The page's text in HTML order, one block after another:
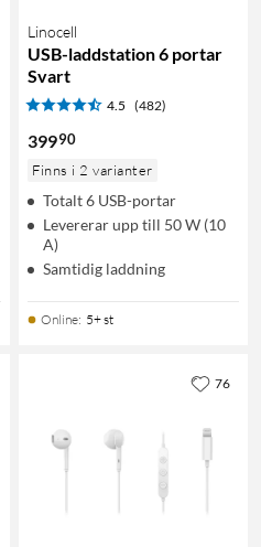
Linocell
USB-laddstation 6 portar
Svart
4.5 (482)
39990
Finns i 2 varianter
Totalt 6 USB-portar
Levererar upp till 50 W (10
A)
Samtidig laddning
Online: 5+ st
76